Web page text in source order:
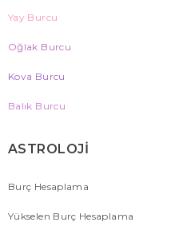
Yay Burcu
Oğlak Burcu
Kova Burcu
Balık Burcu
ASTROLOJİ
Burç Hesaplama
Yükselen Burç Hesaplama